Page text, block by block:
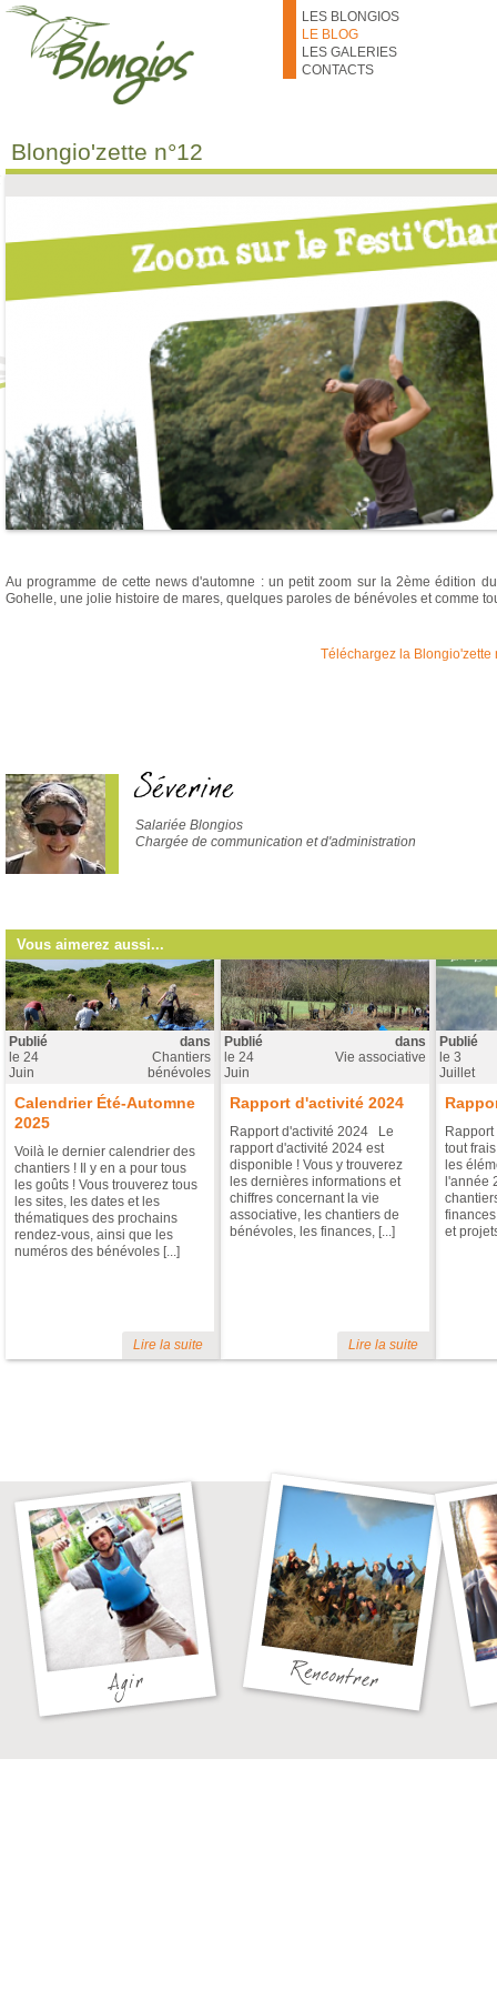
Aller au contenu principal
LES BLONGIOS
LE BLOG
LES GALERIES
CONTACTS
Blongio'zette n°12
Au programme de cette news d'automne : un petit zoom sur la 2ème édition
Gohelle, une jolie histoire de mares, quelques paroles de bénévoles et comme
Téléchargez la Blongio'zette
Séverine
Salariée Blongios
Chargée de communication et d'administration
Vous aimerez aussi...
Publié
le 24
Juin
dans
Chantiers
bénévoles
Calendrier Été-Automne
2025
Voilà le dernier calendrier des
chantiers ! Il y en a pour tous
les goûts ! Vous trouverez tous
les sites, les dates et les
thématiques des prochains
rendez-vous, ainsi que les
numéros des bénévoles [...]
Lire la suite
Publié
le 24
Juin
dans
Vie associative
Rapport d'activité 2024
Rapport d'activité 2024 Le
rapport d'activité 2024 est
disponible ! Vous y trouverez
les dernières informations et
chiffres concernant la vie
associative, les chantiers de
bénévoles, les finances, [...]
Lire la suite
Publié
le 3
Juillet
tout
les
l'année
et